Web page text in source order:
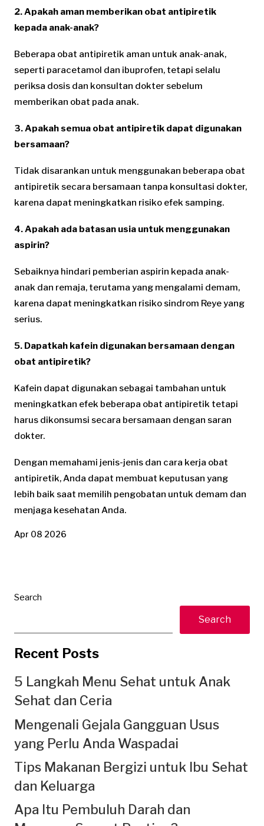
2. Apakah aman memberikan obat antipiretik
kepada anak-anak?
Beberapa obat antipiretik aman untuk anak-anak,
seperti paracetamol dan ibuprofen, tetapi selalu
periksa dosis dan konsultan dokter sebelum
memberikan obat pada anak.
3. Apakah semua obat antipiretik dapat digunakan
bersamaan?
Tidak disarankan untuk menggunakan beberapa obat
antipiretik secara bersamaan tanpa konsultasi dokter,
karena dapat meningkatkan risiko efek samping.
4. Apakah ada batasan usia untuk menggunakan
aspirin?
Sebaiknya hindari pemberian aspirin kepada anak-
anak dan remaja, terutama yang mengalami demam,
karena dapat meningkatkan risiko sindrom Reye yang
serius.
5. Dapatkah kafein digunakan bersamaan dengan
obat antipiretik?
Kafein dapat digunakan sebagai tambahan untuk
meningkatkan efek beberapa obat antipiretik tetapi
harus dikonsumsi secara bersamaan dengan saran
dokter.
Dengan memahami jenis-jenis dan cara kerja obat
antipiretik, Anda dapat membuat keputusan yang
lebih baik saat memilih pengobatan untuk demam dan
menjaga kesehatan Anda.
Apr 08 2026
Search
Search
Recent Posts
5 Langkah Menu Sehat untuk Anak
Sehat dan Ceria
Mengenali Gejala Gangguan Usus
yang Perlu Anda Waspadai
Tips Makanan Bergizi untuk Ibu Sehat
dan Keluarga
Apa Itu Pembuluh Darah dan